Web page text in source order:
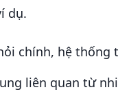
dụ.
chính, hệ thống
liên quan từ